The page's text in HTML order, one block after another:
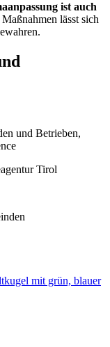
ist auch
lässt sich
und Betrieben,
Tirol